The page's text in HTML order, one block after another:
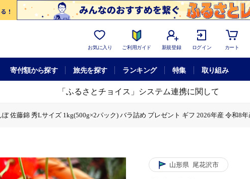
お気に入り ご利用ガイド 新規登録 ログイン カート
寄付額から探す 旅先を探す ランキング 特集 取り組み
「ふるさとチョイス」システム連携に関して
佐藤錦 秀Lサイズ 1kg(500g×2パック) バラ詰め プレゼント ギフ 2026年産 令和8年
山形県 尾花沢市